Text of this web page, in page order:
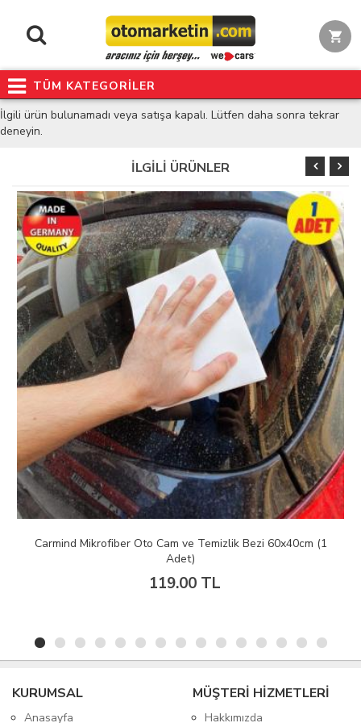
TÜM KATEGORİLER
İlgili ürün bulunamadı veya satışa kapalı. Lütfen daha sonra tekrar
deneyin.
İLGİLİ ÜRÜNLER
Carmind Mikrofiber Oto Cam ve Temizlik Bezi 60x40cm (1
Adet)
119.00 TL
KURUMSAL
Anasayfa
MÜŞTERİ HİZMETLERİ
Hakkımızda